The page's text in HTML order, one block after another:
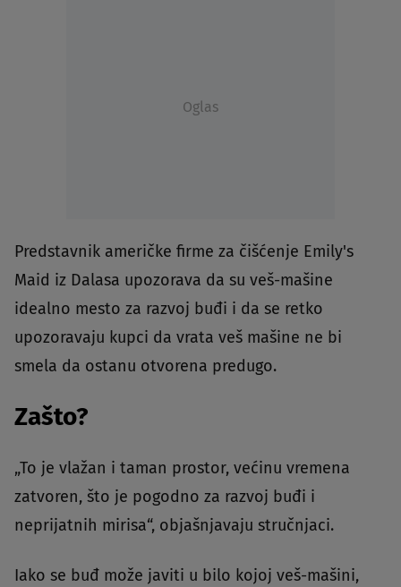
Oglas
Predstavnik američke firme za čišćenje Emily's
Maid iz Dalasa upozorava da su veš-mašine
idealno mesto za razvoj buđi i da se retko
upozoravaju kupci da vrata veš mašine ne bi
smela da ostanu otvorena predugo.
Zašto?
„To je vlažan i taman prostor, većinu vremena
zatvoren, što je pogodno za razvoj buđi i
neprijatnih mirisa“, objašnjavaju stručnjaci.
Iako se buđ može javiti u bilo kojoj veš-mašini,